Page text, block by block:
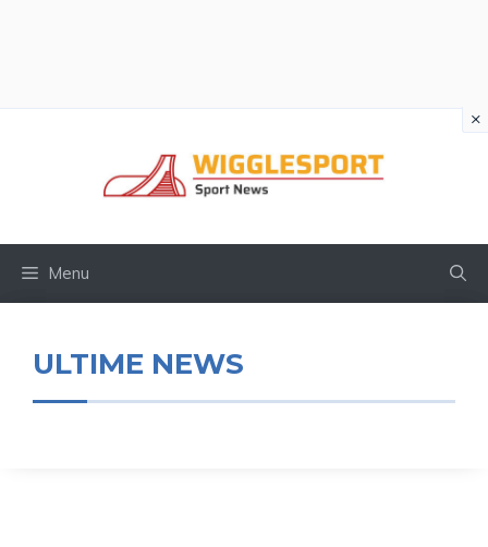
Menu
ULTIME NEWS
×